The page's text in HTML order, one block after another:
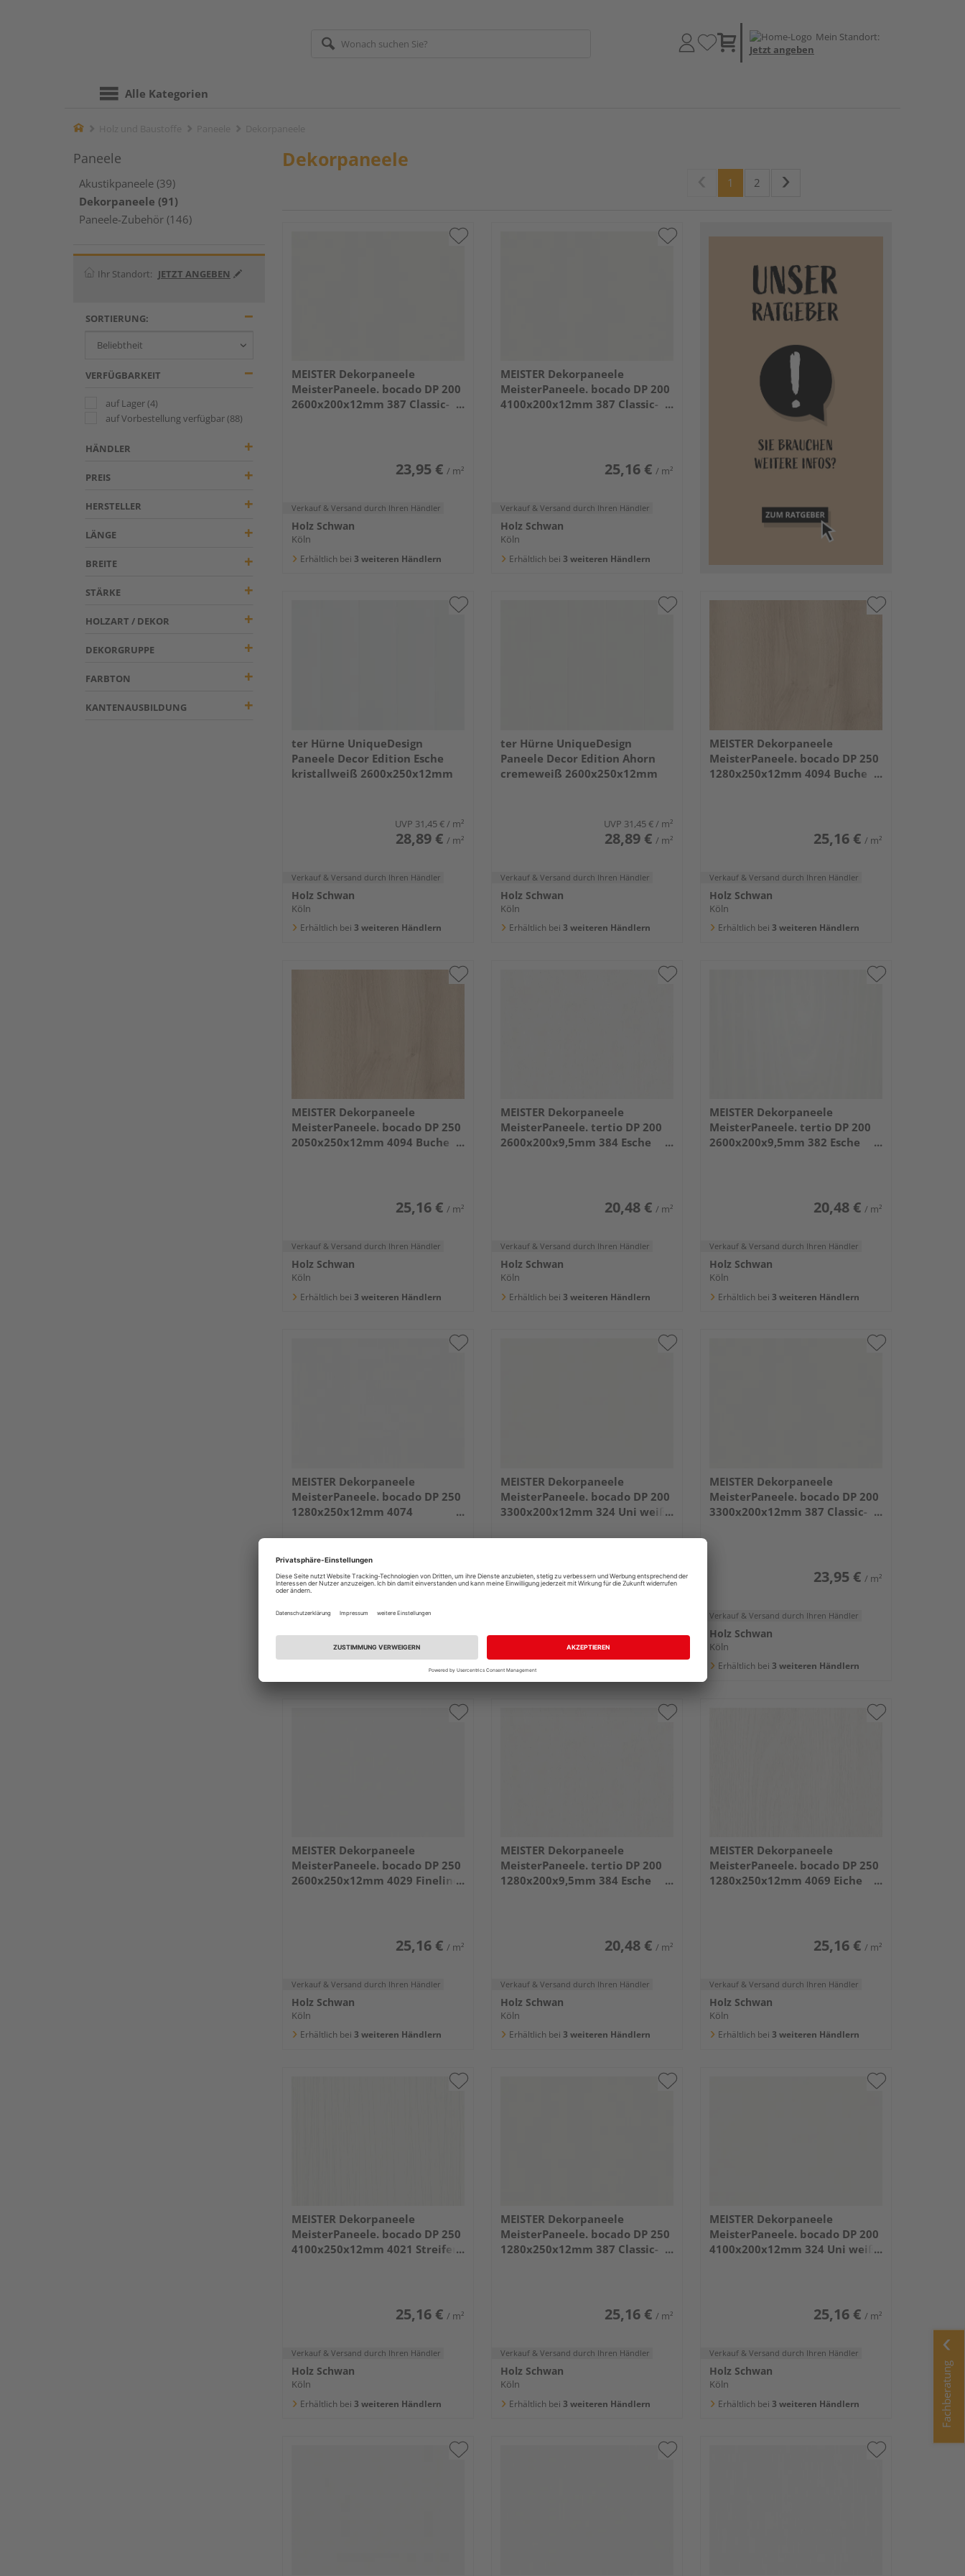
Mein Standort:
Jetzt angeben
Alle Kategorien
Home
Paneele
Akustikpaneele (39)
Dekorpaneele (91)
Paneele-Zubehör (146)
Ihr Standort: JETZT ANGEBEN
SORTIERUNG:
VERFÜGBARKEIT
auf Lager(4)
auf Vorbestellung verfügbar(88)
HÄNDLER
PREIS
HERSTELLER
LÄNGE
BREITE
STÄRKE
HOLZART / DEKOR
DEKORGRUPPE
FARBTON
KANTENAUSBILDUNG
Dekorpaneele
1 2
MEISTER Dekorpaneele
MeisterPaneele. bocado DP 200
2600x200x12mm 387 Classic-
23,95 € / m²
Verkauf & Versand durch Ihren Händler
Holz Schwan
Köln
Erhältlich bei 3 weiteren Händlern
MEISTER Dekorpaneele
MeisterPaneele. bocado DP 200
4100x200x12mm 387 Classic-
25,16 € / m²
Verkauf & Versand durch Ihren Händler
Holz Schwan
Köln
Erhältlich bei 3 weiteren Händlern
ter Hürne UniqueDesign
Paneele Decor Edition Esche
kristallweiß 2600x250x12mm
UVP 31,45 €/ m²
28,89 € / m²
Verkauf & Versand durch Ihren Händler
Holz Schwan
Köln
Erhältlich bei 3 weiteren Händlern
ter Hürne UniqueDesign
Paneele Decor Edition Ahorn
cremeweiß 2600x250x12mm
UVP 31,45 €/ m²
28,89 € / m²
Verkauf & Versand durch Ihren Händler
Holz Schwan
Köln
Erhältlich bei 3 weiteren Händlern
MEISTER Dekorpaneele
MeisterPaneele. bocado DP 250
1280x250x12mm 4094 Buche
25,16 € / m²
Verkauf & Versand durch Ihren Händler
Holz Schwan
Köln
Erhältlich bei 3 weiteren Händlern
MEISTER Dekorpaneele
MeisterPaneele. bocado DP 250
2050x250x12mm 4094 Buche
25,16 € / m²
Verkauf & Versand durch Ihren Händler
Holz Schwan
Köln
Erhältlich bei 3 weiteren Händlern
MEISTER Dekorpaneele
MeisterPaneele. tertio DP 200
2600x200x9,5mm 384 Esche
20,48 € / m²
Verkauf & Versand durch Ihren Händler
Holz Schwan
Köln
Erhältlich bei 3 weiteren Händlern
MEISTER Dekorpaneele
MeisterPaneele. tertio DP 200
2600x200x9,5mm 382 Esche
20,48 € / m²
Verkauf & Versand durch Ihren Händler
Holz Schwan
Köln
Erhältlich bei 3 weiteren Händlern
MEISTER Dekorpaneele
MeisterPaneele. bocado DP 250
1280x250x12mm 4074
25,16 € / m²
Verkauf & Versanddurch Ihren Händler
Holz Schwan
3 weiteren Händlern
MEISTER Dekorpaneele
MeisterPaneele. bocado DP 200
3300x200x12mm 324 Uni weiß
25,16 € / m²
Holz Schwan
Erhältlich bei
MEISTER Dekorpaneele
MeisterPaneele. bocado DP 200
3300x200x12mm 387 Classic-
23,95 € / m²
Verkauf & Versand durch Ihren Händler
Holz Schwan
Köln
Erhältlich bei 3 weiteren Händlern
MEISTER Dekorpaneele
MeisterPaneele. bocado DP 250
2600x250x12mm 4029 Fineline
25,16 € / m²
Verkauf & Versand durch Ihren Händler
Holz Schwan
Köln
Erhältlich bei 3 weiteren Händlern
MEISTER Dekorpaneele
MeisterPaneele. tertio DP 200
1280x200x9,5mm 384 Esche
20,48 € / m²
Verkauf & Versand durch Ihren Händler
Holz Schwan
Köln
Erhältlich bei 3 weiteren Händlern
MEISTER Dekorpaneele
MeisterPaneele. bocado DP 250
1280x250x12mm 4069 Eiche
25,16 € / m²
Verkauf & Versand durch Ihren Händler
Holz Schwan
Köln
Erhältlich bei 3 weiteren Händlern
MEISTER Dekorpaneele
MeisterPaneele. bocado DP 250
4100x250x12mm 4021 Streifer
25,16 € / m²
Verkauf & Versand durch Ihren Händler
Holz Schwan
Köln
Erhältlich bei 3 weiteren Händlern
MEISTER Dekorpaneele
MeisterPaneele. bocado DP 250
1280x250x12mm 387 Classic-
25,16 € / m²
Verkauf & Versand durch Ihren Händler
Holz Schwan
Köln
Erhältlich bei 3 weiteren Händlern
MEISTER Dekorpaneele
MeisterPaneele. bocado DP 200
4100x200x12mm 324 Uni weiß
25,16 € / m²
Verkauf & Versand durch Ihren Händler
Holz Schwan
Köln
Erhältlich bei 3 weiteren Händlern Fachberatung